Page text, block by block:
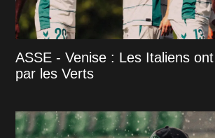
ASSE - Venise : Les Italiens
par les Verts